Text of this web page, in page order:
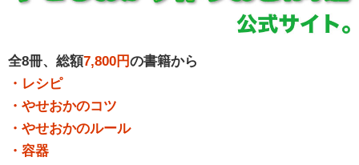
全8冊、総額7,800円の書籍から
・レシピ
・やせおかのコツ
・やせおかのルール
・容器